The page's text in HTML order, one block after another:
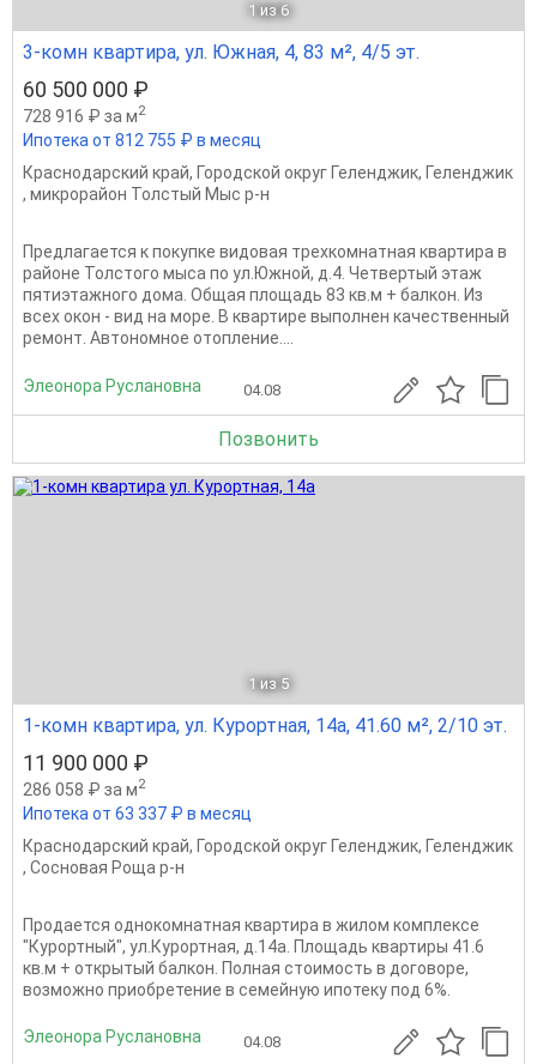
1 из 6
3-комн квартира, ул. Южная, 4, 83 м², 4/5 эт.
60 500 000 ₽
728 916 ₽ за м2
Ипотека от 812 755 ₽ в месяц
Краснодарский край, Городской округ Геленджик, Геленджик
, микрорайон Толстый Мыс р-н
Предлагается к покупке видовая трехкомнатная квартира в
районе Толстого мыса по ул.Южной, д.4. Четвертый этаж
пятиэтажного дома. Общая площадь 83 кв.м + балкон. Из
всех окон - вид на море. В квартире выполнен качественный
ремонт. Автономное отопление....
Элеонора Руслановна 04.08
Позвонить
1 из 5
1-комн квартира, ул. Курортная, 14а, 41.60 м², 2/10 эт.
11 900 000 ₽
286 058 ₽ за м2
Ипотека от 63 337 ₽ в месяц
Краснодарский край, Городской округ Геленджик, Геленджик
, Сосновая Роща р-н
Продается однокомнатная квартира в жилом комплексе
"Курортный", ул.Курортная, д.14а. Площадь квартиры 41.6
кв.м + открытый балкон. Полная стоимость в договоре,
возможно приобретение в семейную ипотеку под 6%.
Элеонора Руслановна 04.08